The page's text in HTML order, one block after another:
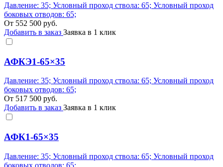
Давление: 35; Условный проход ствола: 65; Условный проход
боковых отводов: 65;
От 552 500 руб.
Добавить в заказ Заявка в 1 клик
АФКЭ1-65×35
Давление: 35; Условный проход ствола: 65; Условный проход
боковых отводов: 65;
От 517 500 руб.
Добавить в заказ Заявка в 1 клик
АФК1-65×35
Давление: 35; Условный проход ствола: 65; Условный проход
боковых отводов: 65;